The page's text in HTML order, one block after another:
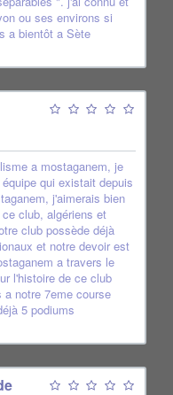
ou ses environs si
a bientôt a Sète
a mostaganem, je
qui existait depuis
j'aimerais bien
club, algériens et
club possède déjà
et notre devoir est
a travers le
l'histoire de ce club
notre 7eme course
5 podiums